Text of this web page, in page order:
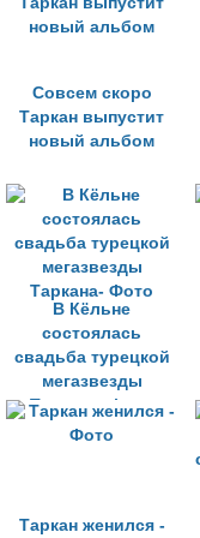
Совсем скоро
Таркан выпустит
новый альбом
В Кёльне
состоялась
свадьба турецкой
мегазвезды
Таркана- Фото
Таркан женился -